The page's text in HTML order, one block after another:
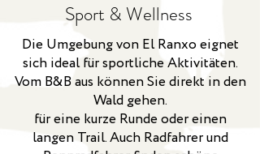
Sport & Wellness
Die Umgebung von El Ranxo eignet
sich ideal für sportliche Aktivitäten.
Vom B&B aus können Sie direkt in den
Wald gehen.
für eine kurze Runde oder einen
langen Trail. Auch Radfahrer und